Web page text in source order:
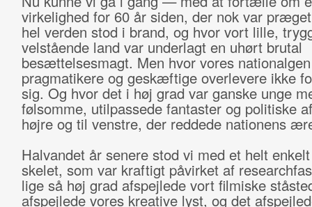
virkelighed for 60 år siden, der nok var
hel verden stod i brand, og hvor vort lille,
velstående land var underlagt en uhørt brutal
besættelsesmagt. Men hvor vores
pragmatikere og geskæftige overlevere ikke
sig. Og hvor det i høj grad var ganske unge
følsomme, utilpassede fantaster og politiske
højre og til venstre, der reddede nationens
Halvandet år senere stod vi med et helt
skelet, som var kraftigt påvirket af
lige så høj grad afspejlede vort filmiske
afspejlede vores kreative lyst, og det